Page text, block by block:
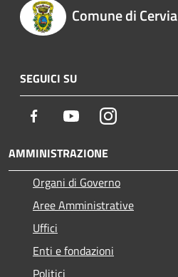
Comune di Cervia
SEGUICI SU
Facebook YoutubeInstagram
AMMINISTRAZIONE
Organi di Governo
Aree Amministrative
Uffici
Enti e fondazioni
Politici